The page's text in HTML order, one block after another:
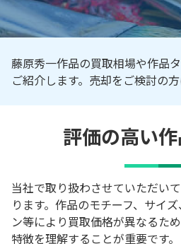
藤原秀一作品の買取相場や作品
ご紹介します。売却をご検討の
評価の高い
当社で取り扱わさせていただい
ります。作品のモチーフ、サイ
ン等により買取価格が異なるた
特徴を理解することが重要です。